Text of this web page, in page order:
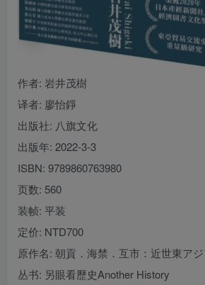
作者: 岩井茂樹
译者: 廖怡錚
出版社: 八旗文化
出版年: 2022-3-3
ISBN: 9789860763980
页数: 560
装帧: 平装
定价: NTD700
原作名: 朝貢．海禁．互市：近世東ア
丛书: 另眼看歷史Another History